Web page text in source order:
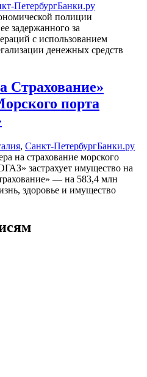
ПетербургБанки.ру
полиции
задержанного за
с использованием
денежных средств
Страхование»
порта
, Санкт-ПетербургБанки.ру
на страхование морского
застрахует имущество на
— на 583,4 млн
здоровье и имущество